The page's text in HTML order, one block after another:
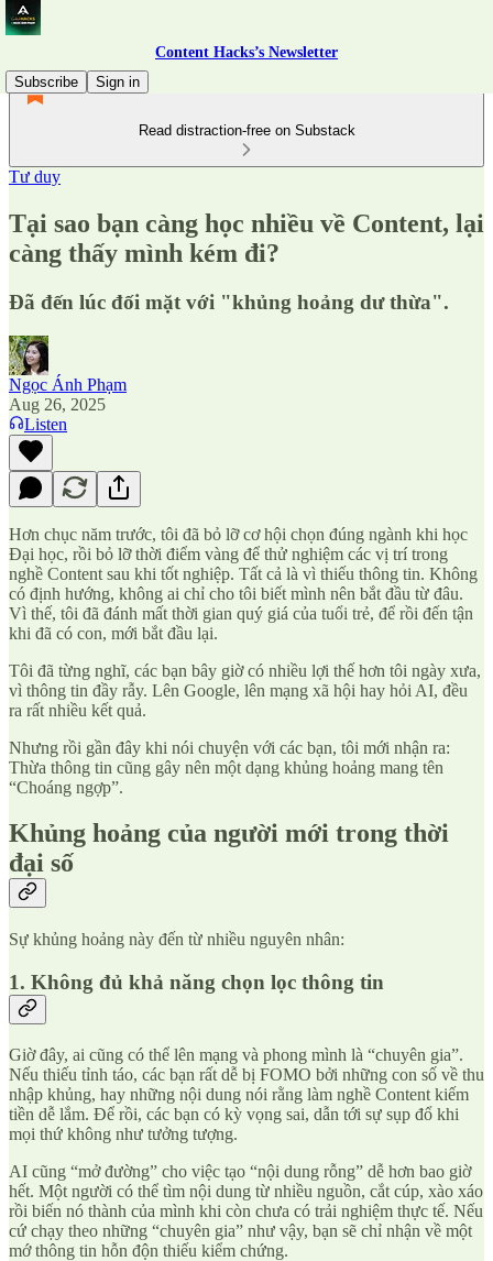
Content Hacks’s Newsletter
Subscribe
Sign in
Read distraction-free on Substack
Tư duy
Tại sao bạn càng học nhiều về Content, lại
càng thấy mình kém đi?
Đã đến lúc đối mặt với "khủng hoảng dư thừa".
Ngọc Ánh Phạm
Aug 26, 2025
Listen
Hơn chục năm trước, tôi đã bỏ lỡ cơ hội chọn đúng ngành khi học
Đại học, rồi bỏ lỡ thời điểm vàng để thử nghiệm các vị trí trong
nghề Content sau khi tốt nghiệp. Tất cả là vì thiếu thông tin. Không
có định hướng, không ai chỉ cho tôi biết mình nên bắt đầu từ đâu.
Vì thế, tôi đã đánh mất thời gian quý giá của tuổi trẻ, để rồi đến tận
khi đã có con, mới bắt đầu lại.
Tôi đã từng nghĩ, các bạn bây giờ có nhiều lợi thế hơn tôi ngày xưa,
vì thông tin đầy rẫy. Lên Google, lên mạng xã hội hay hỏi AI, đều
ra rất nhiều kết quả.
Nhưng rồi gần đây khi nói chuyện với các bạn, tôi mới nhận ra:
Thừa thông tin cũng gây nên một dạng khủng hoảng mang tên
“Choáng ngợp”.
Khủng hoảng của người mới trong thời
đại số
Sự khủng hoảng này đến từ nhiều nguyên nhân:
1. Không đủ khả năng chọn lọc thông tin
Giờ đây, ai cũng có thể lên mạng và phong mình là “chuyên gia”.
Nếu thiếu tỉnh táo, các bạn rất dễ bị FOMO bởi những con số về thu
nhập khủng, hay những nội dung nói rằng làm nghề Content kiếm
tiền dễ lắm. Để rồi, các bạn có kỳ vọng sai, dẫn tới sự sụp đổ khi
mọi thứ không như tưởng tượng.
AI cũng “mở đường” cho việc tạo “nội dung rỗng” dễ hơn bao giờ
hết. Một người có thể tìm nội dung từ nhiều nguồn, cắt cúp, xào xáo
rồi biến nó thành của mình khi còn chưa có trải nghiệm thực tế. Nếu
cứ chạy theo những “chuyên gia” như vậy, bạn sẽ chỉ nhận về một
mớ thông tin hỗn độn thiếu kiểm chứng.